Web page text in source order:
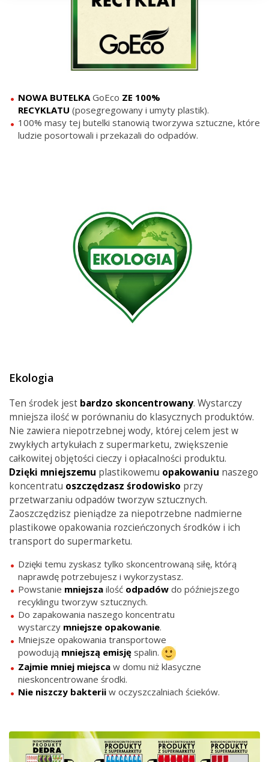
NOWA BUTELKA GoEco ZE 100%
RECYKLATU (posegregowany i umyty plastik).
100% masy tej butelki stanowią tworzywa sztuczne, które
ludzie posortowali i przekazali do odpadów.
Ekologia
Ten środek jest bardzo skoncentrowany. Wystarczy
mniejsza ilośćw porównaniu do klasycznych produktów.
Nie zawiera niepotrzebnej wody, której celem jest w
zwykłych artykułach z supermarketu, zwiększenie
całkowitej objętości cieczy i opłacalności produktu.
Dzięki mniejszemu plastikowemu opakowaniu naszego
koncentratu oszczędzasz środowisko przy
przetwarzaniu odpadów tworzyw sztucznych.
Zaoszczędzisz pieniądze za niepotrzebne nadmierne
plastikowe opakowania rozcieńczonych środków i ich
transport do supermarketu.
Dzięki temu zyskasz tylko skoncentrowaną siłę, którą
naprawdę potrzebujesz i wykorzystasz.
Powstanie mniejsza ilość odpadów do późniejszego
recyklingu tworzyw sztucznych.
Do zapakowania naszego koncentratu
wystarczy mniejsze opakowanie.
Mniejsze opakowania transportowe
powodują mniejszą emisję spalin.
Zajmie mniej miejsca w domu niż klasyczne
nieskoncentrowane środki.
Nie niszczy bakterii w oczyszczalniach ścieków.